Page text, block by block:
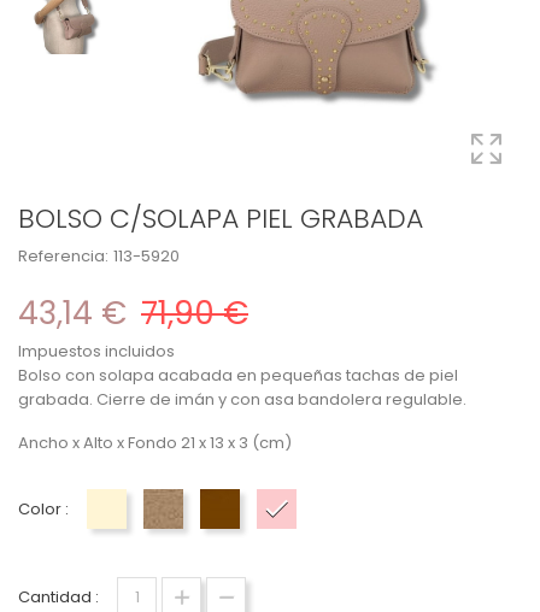
BOLSO C/SOLAPA PIEL GRABADA
Referencia: 113-5920
43,14 € 71,90 €
Impuestos incluidos
Bolso con solapa acabada en pequeñas tachas de piel
grabada. Cierre de imán y con asa bandolera regulable.
Ancho x Alto x Fondo 21 x 13 x 3 (cm)
Color : TOPO Marrón
Cantidad :